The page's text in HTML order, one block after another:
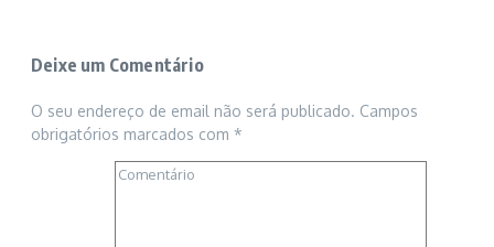
Deixe um Comentário
O seu endereço de email não será publicado. Campos
obrigatórios marcados com *